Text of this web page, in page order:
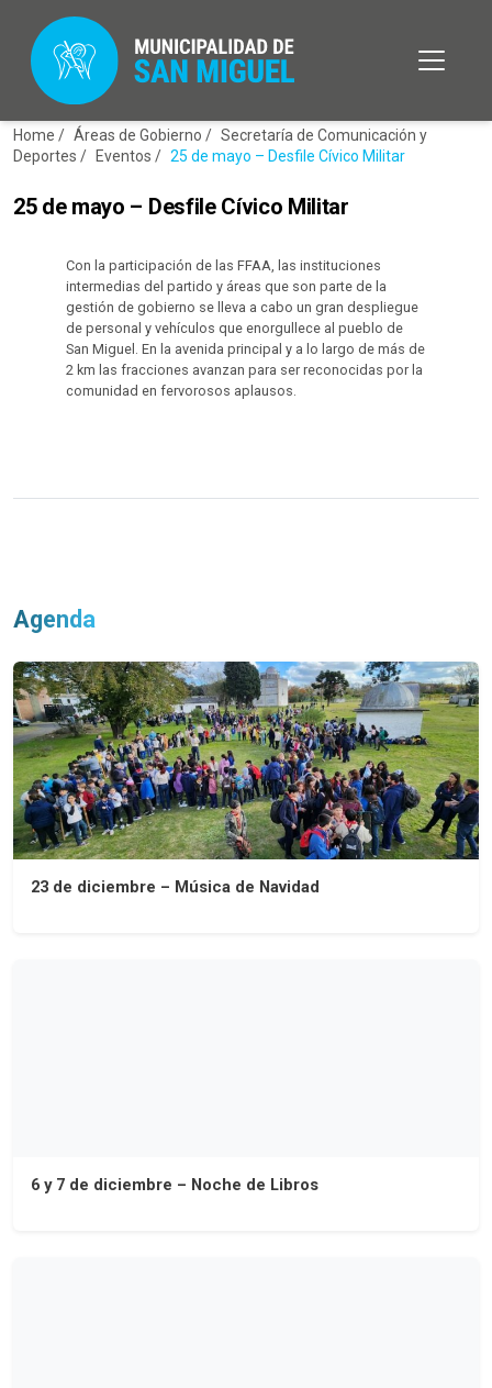
Home / Áreas de Gobierno / Secretaría de Comunicación y
Deportes /
Eventos / 25 de mayo – Desfile Cívico Militar
25 de mayo – Desfile Cívico Militar
Con la participación de las FFAA, las instituciones
intermedias del partido y áreas que son parte de la
gestión de gobierno se lleva a cabo un gran despliegue
de personal y vehículos que enorgullece al pueblo de
San Miguel. En la avenida principal y a lo largo de más de
2 km las fracciones avanzan para ser reconocidas por la
comunidad en fervorosos aplausos.
Agenda
23 de diciembre – Música de Navidad
6 y 7 de diciembre – Noche de Libros